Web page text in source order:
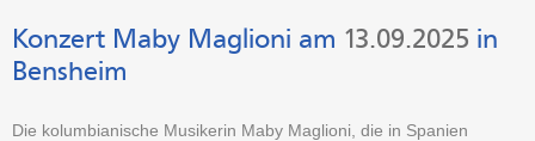
Konzert Maby Maglioni am 13.09.2025 in
Bensheim
Die kolumbianische Musikerin Maby Maglioni, die in Spanien